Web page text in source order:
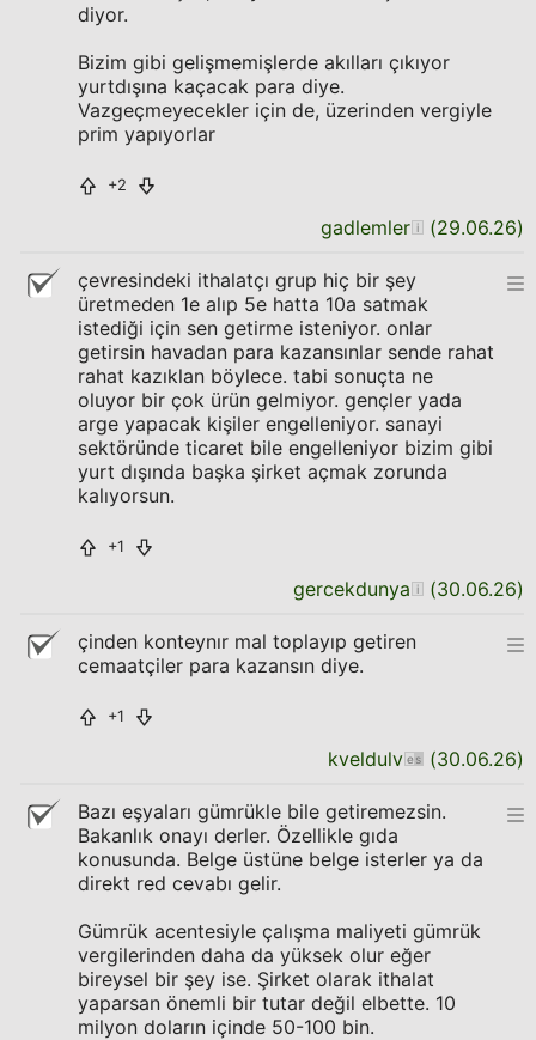
diyor.
Bizim gibi gelişmemişlerde akılları çıkıyor
yurtdışına kaçacak para diye.
Vazgeçmeyecekler için de, üzerinden vergiyle
prim yapıyorlar
+2
gadlemler (29.06.26)
çevresindeki ithalatçı grup hiç bir şey
üretmeden 1e alıp 5e hatta 10a satmak
istediği için sen getirme isteniyor. onlar
getirsin havadan para kazansınlar sende rahat
rahat kazıklan böylece. tabi sonuçta ne
oluyor bir çok ürün gelmiyor. gençler yada
arge yapacak kişiler engelleniyor. sanayi
sektöründe ticaret bile engelleniyor bizim gibi
yurt dışında başka şirket açmak zorunda
kalıyorsun.
+1
gercekdunya (30.06.26)
çinden konteynır mal toplayıp getiren
cemaatçiler para kazansın diye.
+1
kveldulv (30.06.26)
Bazı eşyaları gümrükle bile getiremezsin.
Bakanlık onayı derler. Özellikle gıda
konusunda. Belge üstüne belge isterler ya da
direkt red cevabı gelir.
Gümrük acentesiyle çalışma maliyeti gümrük
vergilerinden daha da yüksek olur eğer
bireysel bir şey ise. Şirket olarak ithalat
yaparsan önemli bir tutar değil elbette. 10
milyon doların içinde 50-100 bin.